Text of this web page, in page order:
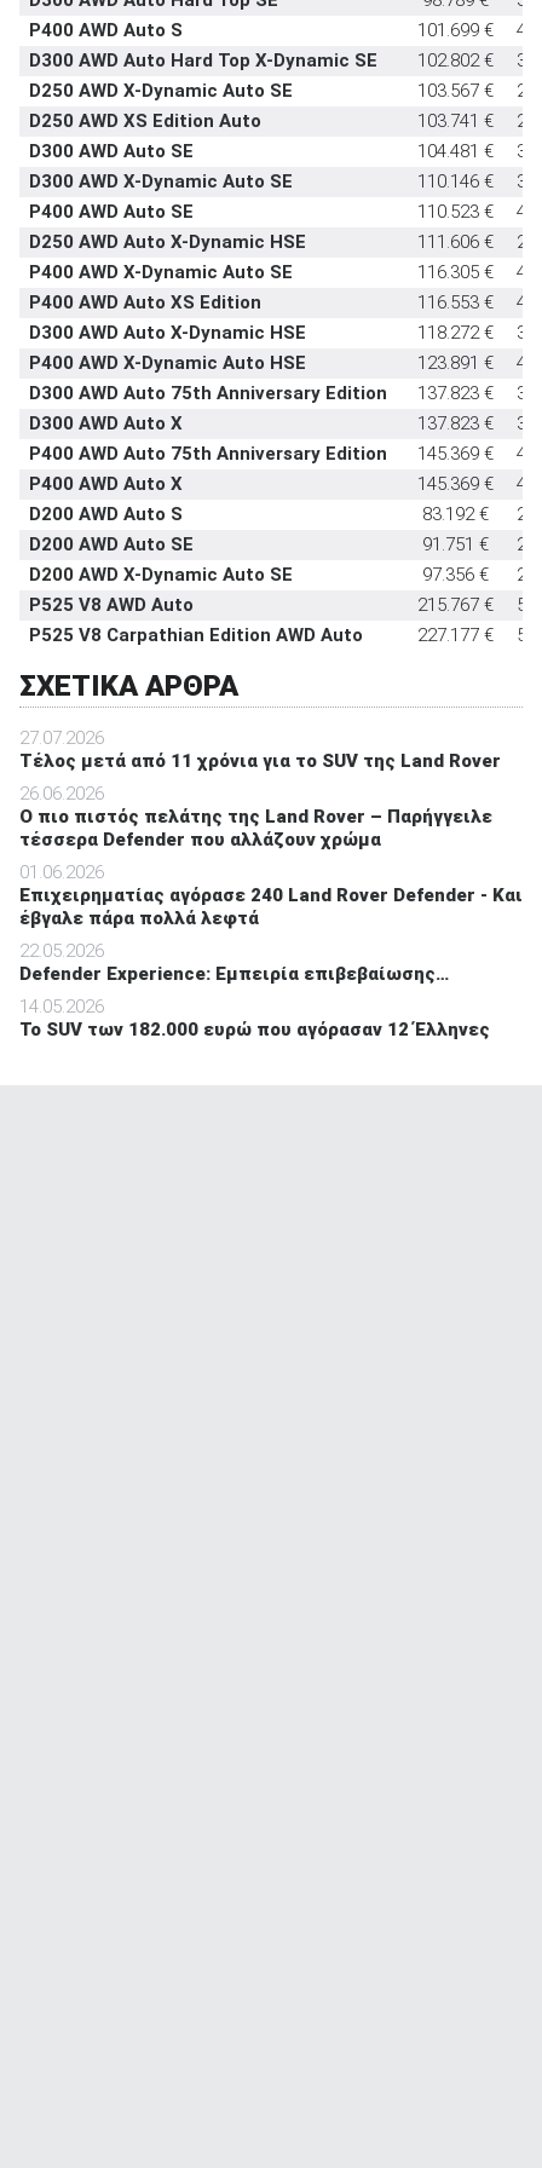
P400 AWD Auto S
101.699 €
D300 AWD Auto Hard Top X-Dynamic SE
102.802 €
D250 AWD X-Dynamic Auto SE
103.567 €
D250 AWD XS Edition Auto
103.741 €
D300 AWD Auto SE
104.481 €
D300 AWD X-Dynamic Auto SE
110.146 €
P400 AWD Auto SE
110.523 €
D250 AWD Auto X-Dynamic HSE
111.606 €
P400 AWD X-Dynamic Auto SE
116.305 €
P400 AWD Auto XS Edition
116.553 €
D300 AWD Auto X-Dynamic HSE
118.272 €
P400 AWD X-Dynamic Auto HSE
123.891 €
D300 AWD Auto 75th Anniversary Edition
137.823 €
D300 AWD Auto X
137.823 €
P400 AWD Auto 75th Anniversary Edition
145.369 €
P400 AWD Auto X
145.369 €
D200 AWD Auto S
83.192 €
D200 AWD Auto SE
91.751 €
D200 AWD X-Dynamic Auto SE
97.356 €
P525 V8 AWD Auto
215.767 €
P525 V8 Carpathian Edition AWD Auto
227.177 €
ΣΧΕΤΙΚΑ ΑΡΘΡΑ
27.07.2026
Τέλος μετά από 11 χρόνια για το SUV της Land Rover
26.06.2026
O πιο πιστός πελάτης της Land Rover – Παρήγγειλε
τέσσερα Defender που αλλάζουν χρώμα
01.06.2026
Επιχειρηματίας αγόρασε 240 Land Rover Defender - Και
έβγαλε πάρα πολλά λεφτά
22.05.2026
Defender Experience: Εμπειρία επιβεβαίωσης…
14.05.2026
To SUV των 182.000 ευρώ που αγόρασαν 12 Έλληνες